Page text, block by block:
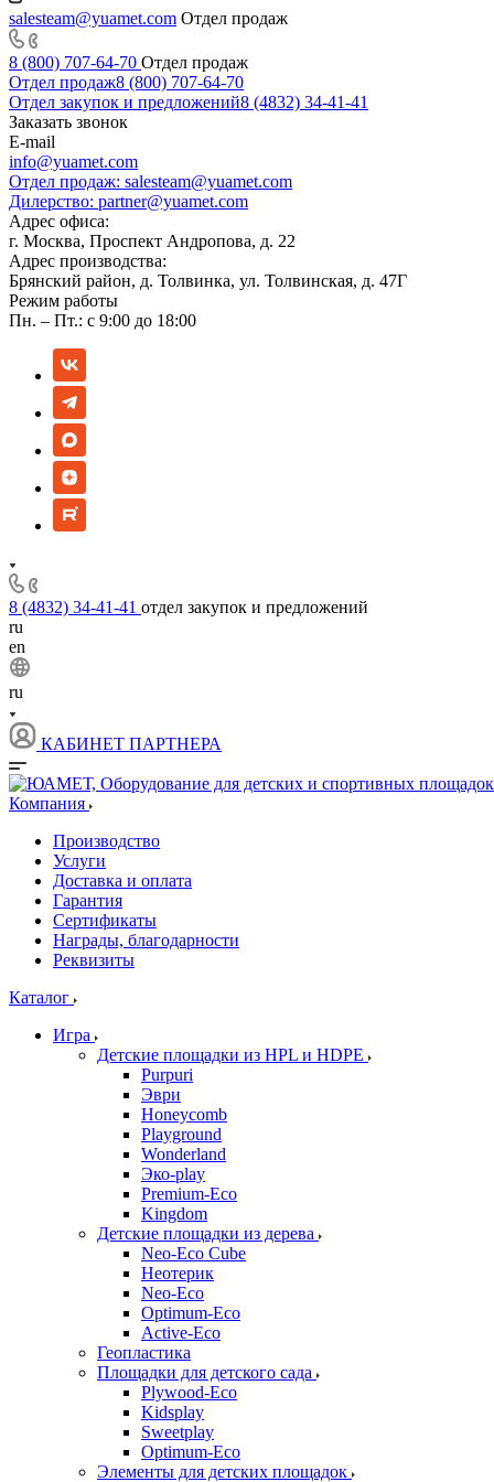
salesteam@yuamet.com Отдел продаж
8 (800) 707-64-70 Отдел продаж
Отдел продаж8 (800) 707-64-70
Отдел закупок и предложений8 (4832) 34-41-41
Заказать звонок
E-mail
info@yuamet.com
Отдел продаж: salesteam@yuamet.com
Дилерство: partner@yuamet.com
Адрес офиса:
г. Москва, Проспект Андропова, д. 22
Адрес производства:
Брянский район, д. Толвинка, ул. Толвинская, д. 47Г
Режим работы
Пн. – Пт.: с 9:00 до 18:00
8 (4832) 34-41-41 отдел закупок и предложений
ru
en
ru
КАБИНЕТ ПАРТНЕРА
Компания
Производство
Услуги
Доставка и оплата
Гарантия
Сертификаты
Награды, благодарности
Реквизиты
Каталог
Игра
Детские площадки из HPL и HDPE
Purpuri
Эври
Honeycomb
Playground
Wonderland
Эко-play
Premium-Eco
Kingdom
Детские площадки из дерева
Neo-Eco Cube
Неотерик
Neo-Eco
Оptimum-Еco
Active-Eco
Геопластика
Площадки для детского сада
Plywood-Eco
Kidsplay
Sweetplay
Оptimum-Еco
Элементы для детских площадок